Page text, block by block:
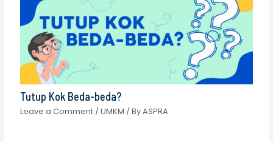
Tutup Kok Beda-beda?
Leave a Comment /UMKM / ByASPRA